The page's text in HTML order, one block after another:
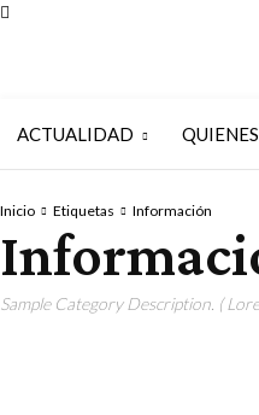
ACTUALIDAD
Inicio Etiquetas Información
Sample Category Description. (